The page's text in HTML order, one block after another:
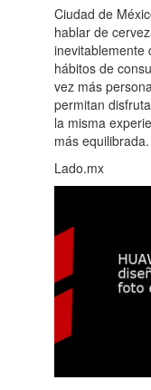
Ciudad de
hablar de
inevitablemente
hábitos de
vez más
permitan
la misma
más equilibrada.
Lado.mx